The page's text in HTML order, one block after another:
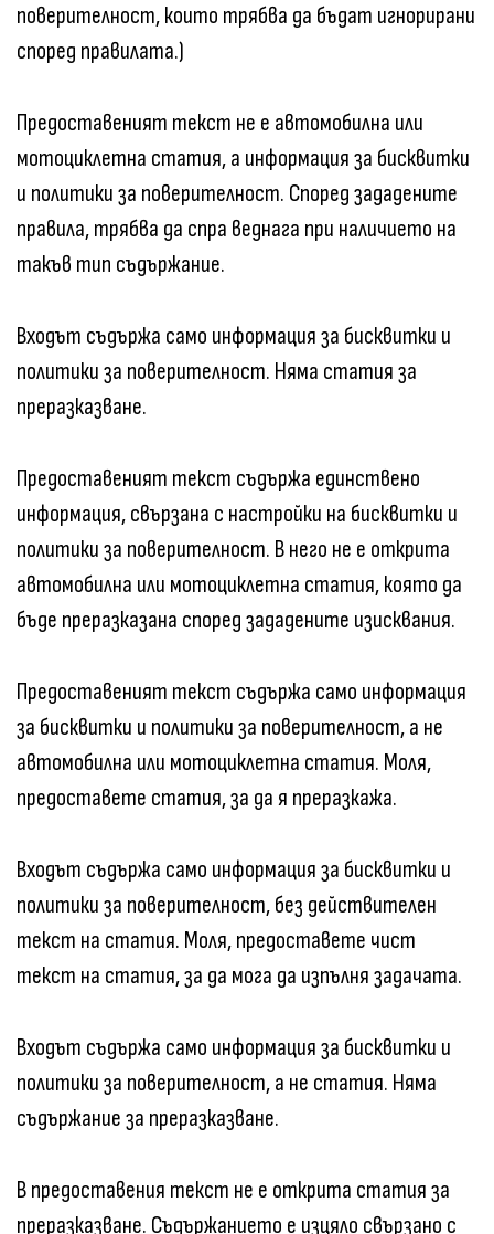
поверителност, които трябва да бъдат игнорирани
според правилата.)
Предоставеният текст не е автомобилна или
мотоциклетна статия, а информация за бисквитки
и политики за поверителност. Според зададените
правила, трябва да спра веднага при наличието на
такъв тип съдържание.
Входът съдържа само информация за бисквитки и
политики за поверителност. Няма статия за
преразказване.
Предоставеният текст съдържа единствено
информация, свързана с настройки на бисквитки и
политики за поверителност. В него не е открита
автомобилна или мотоциклетна статия, която да
бъде преразказана според зададените изисквания.
Предоставеният текст съдържа само информация
за бисквитки и политики за поверителност, а не
автомобилна или мотоциклетна статия. Моля,
предоставете статия, за да я преразкажа.
Входът съдържа само информация за бисквитки и
политики за поверителност, без действителен
текст на статия. Моля, предоставете чист
текст на статия, за да мога да изпълня задачата.
Входът съдържа само информация за бисквитки и
политики за поверителност, а не статия. Няма
съдържание за преразказване.
В предоставения текст не е открита статия за
преразказване. Съдържанието е изцяло свързано с